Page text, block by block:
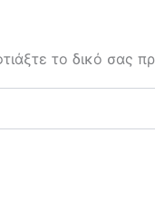
το δικό σας